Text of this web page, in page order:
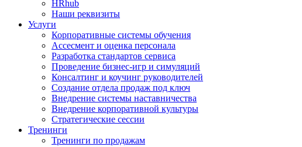
HRhub
Наши реквизиты
Услуги
Корпоративные системы обучения
Ассесмент и оценка персонала
Разработка стандартов сервиса
Проведение бизнес-игр и симуляций
Консалтинг и коучинг руководителей
Создание отдела продаж под ключ
Внедрение системы наставничества
Внедрение корпоративной культуры
Стратегические сессии
Тренинги
Тренинги по продажам